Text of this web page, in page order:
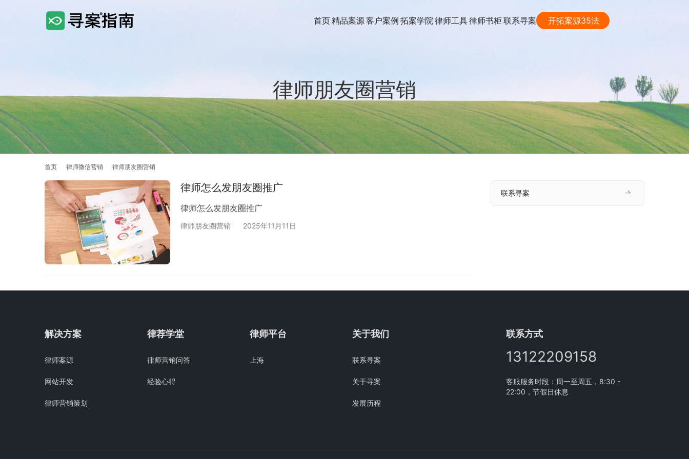
首页精品案源客户案例 拓案学院律师工具律师书柜联系寻案 开拓案源35法
律师朋友圈营销
首页 律师微信营销 律师朋友圈营销
律师怎么发朋友圈推广
律师怎么发朋友圈推广
律师朋友圈营销 2025年11月11日
联系寻案
解决方案
律师案源
网站开发
律师营销策划
律荐学堂
律师营销问答
经验心得
律师平台
上海
关于我们
联系寻案
关于寻案
发展历程
联系方式
13122209158
客服服务时段：周一至周五，8:30 -
22:00，节假日休息